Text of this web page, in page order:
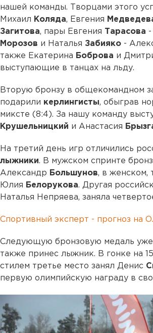
нашей команды. Творцами этого
Михаил Коляда, Евгения
Загитова, пары Евгения Тарасова
Морозов и Наталья Забияко -
также Екатерина Боброва и
выступающие в танцах на льду.
Вторую бронзу в общекомандном
подарили керлингисты, обыграв
миксте (8:4). За нашу команду
Крушельницкий и Анастасия
На третий день игр отличились
лыжники. В мужском спринте
Александр Большунов, в женском,
Юлия Белорукова. Другая
Наталья Непряева, заняла
Спортивный эксперт - прогноз на
Следующую бронзовую медаль уже
также принес лыжник. В гонке на
стилем третье место занял Денис
первую олимпийскую награду в